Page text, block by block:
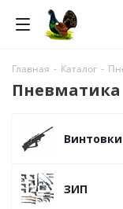
Главная - Каталог -
Пневматика
Винтовки
ЗИП